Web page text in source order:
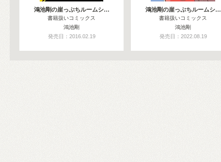
鴻池剛の崖っぷちルームシ…
書籍扱いコミックス
鴻池剛
発売日：2016.02.19
鴻池剛の崖っぷちルームシ…
書籍扱いコミックス
鴻池剛
発売日：2022.08.19